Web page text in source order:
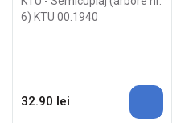
6) KTU 00.1940
32.90 lei